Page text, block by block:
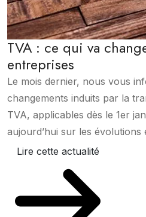
TVA : ce qui va
entreprises
Le mois dernier, nous vous
changements induits par la
TVA, applicables dès le 1er
aujourd’hui sur les évolutions
Lire cette actualité